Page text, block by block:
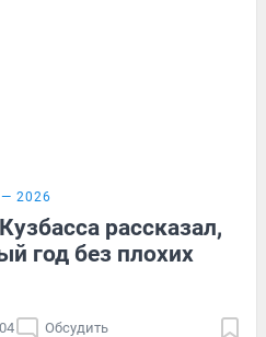
2026
рассказал,
год без плохих
Обсудить